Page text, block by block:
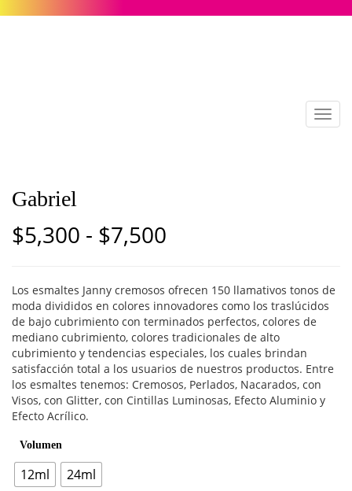
Gabriel
$5,300 - $7,500
precios:
desde
$5,300
hasta
Los esmaltes Janny cremosos ofrecen 150 llamativos tonos de
moda divididos en colores innovadores como los traslúcidos
de bajo cubrimiento con terminados perfectos, colores de
mediano cubrimiento, colores tradicionales de alto
cubrimiento y tendencias especiales, los cuales brindan
satisfacción total a los usuarios de nuestros productos. Entre
los esmaltes tenemos: Cremosos, Perlados, Nacarados, con
Visos, con Glitter, con Cintillas Luminosas, Efecto Aluminio y
Efecto Acrílico.
Volumen
12ml 24ml